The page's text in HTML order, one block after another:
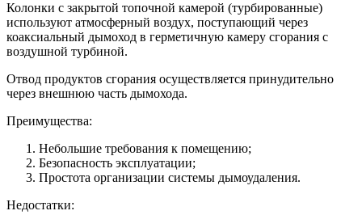
Колонки с закрытой топочной камерой (турбированные)
используют атмосферный воздух, поступающий через
коаксиальный дымоход в герметичную камеру сгорания с
воздушной турбиной.
Отвод продуктов сгорания осуществляется принудительно
через внешнюю часть дымохода.
Преимущества:
Небольшие требования к помещению;
Безопасность эксплуатации;
Простота организации системы дымоудаления.
Недостатки: